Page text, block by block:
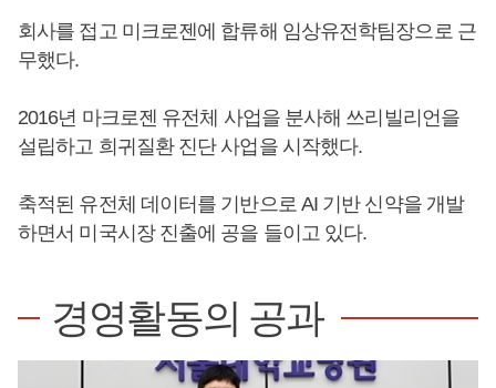
회사를 접고 미크로젠에 합류해 임상유전학팀장으로 근
무했다.
2016년 마크로젠 유전체 사업을 분사해 쓰리빌리언을
설립하고 희귀질환 진단 사업을 시작했다.
축적된 유전체 데이터를 기반으로 AI 기반 신약을 개발
하면서 미국시장 진출에 공을 들이고 있다.
경영활동의 공과